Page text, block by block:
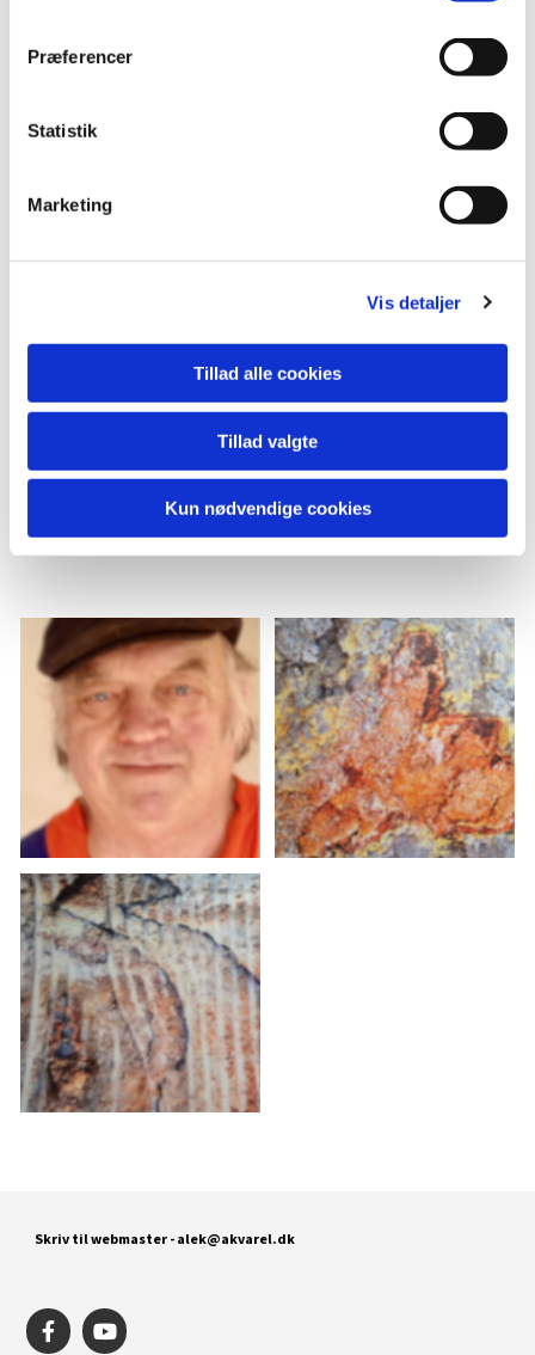
Præferencer
Statistik
Marketing
Vis detaljer
Tillad alle cookies
Tillad valgte
Kun nødvendige cookies
Koldkildevej 3, 7884 Fur. tlf:
20248800
Skriv til webmaster - alek@akvarel.dk